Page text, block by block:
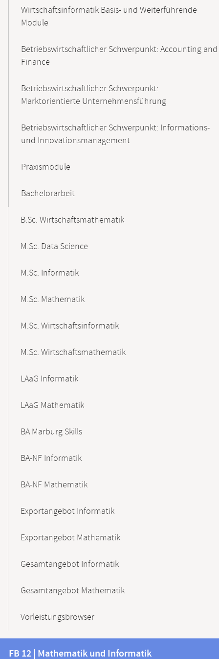
Wirtschaftsinformatik Basis- und Weiterführende
Module
Betriebswirtschaftlicher Schwerpunkt: Accounting and
Finance
Betriebswirtschaftlicher Schwerpunkt:
Marktorientierte Unternehmensführung
Betriebswirtschaftlicher Schwerpunkt: Informations-
und Innovationsmanagement
Praxismodule
Bachelorarbeit
B.Sc. Wirtschaftsmathematik
M.Sc. Data Science
M.Sc. Informatik
M.Sc. Mathematik
M.Sc. Wirtschaftsinformatik
M.Sc. Wirtschaftsmathematik
LAaG Informatik
LAaG Mathematik
BA Marburg Skills
BA-NF Informatik
BA-NF Mathematik
Exportangebot Informatik
Exportangebot Mathematik
Gesamtangebot Informatik
Gesamtangebot Mathematik
Vorleistungsbrowser
Kontakt
FB 12 | Mathematik und Informatik